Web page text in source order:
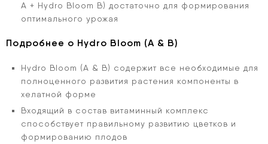
A + Hydro Bloom B) достаточно для формирования
оптимального урожая
Подробнее о Hydro Bloom (А & В)
Hydro Bloom (А & В) содержит все необходимые для
полноценного развития растения компоненты в
хелатной форме
Входящий в состав витаминный комплекс
способствует правильному развитию цветков и
формированию плодов